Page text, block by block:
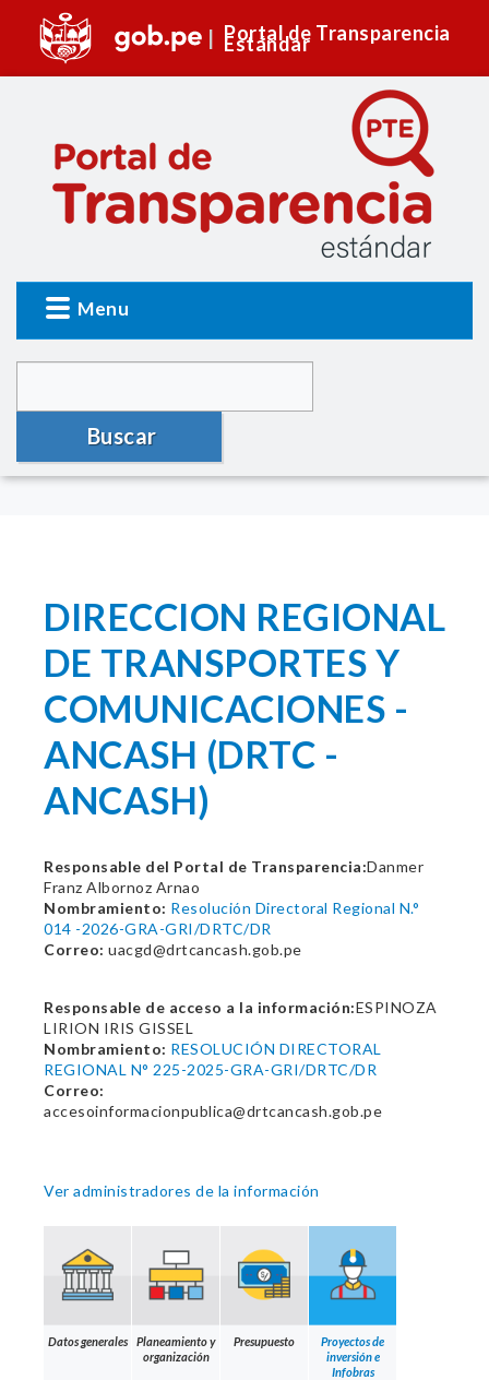
Portal de Transparencia
Estándar
Menu
Buscar
DIRECCION REGIONAL
DE TRANSPORTES Y
COMUNICACIONES -
ANCASH (DRTC -
ANCASH)
Responsable del Portal de Transparencia:Danmer
Franz Albornoz Arnao
Nombramiento: Resolución Directoral Regional N.°
014 -2026-GRA-GRI/DRTC/DR
Correo: uacgd@drtcancash.gob.pe
Responsable de acceso a la información:ESPINOZA
LIRION IRIS GISSEL
Nombramiento: RESOLUCIÓN DIRECTORAL
REGIONAL N° 225-2025-GRA-GRI/DRTC/DR
Correo:
accesoinformacionpublica@drtcancash.gob.pe
Ver administradores de la información
Datos generales
Planeamiento y
organización
Presupuesto
Proyectos de
inversión e
Infobras